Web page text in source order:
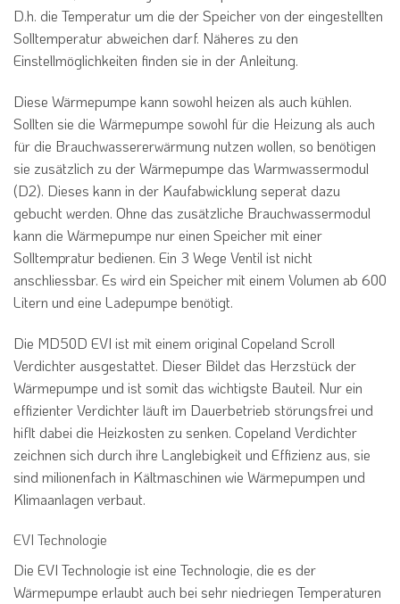
D.h. die Temperatur um die der Speicher von der eingestellten
Solltemperatur abweichen darf. Näheres zu den
Einstellmöglichkeiten finden sie in der Anleitung.
Diese Wärmepumpe kann sowohl heizen als auch kühlen.
Sollten sie die Wärmepumpe sowohl für die Heizung als auch
für die Brauchwassererwärmung nutzen wollen, so benötigen
sie zusätzlich zu der Wärmepumpe das Warmwassermodul
(D2). Dieses kann in der Kaufabwicklung seperat dazu
gebucht werden. Ohne das zusätzliche Brauchwassermodul
kann die Wärmepumpe nur einen Speicher mit einer
Solltempratur bedienen. Ein 3 Wege Ventil ist nicht
anschliessbar. Es wird ein Speicher mit einem Volumen ab 600
Litern und eine Ladepumpe benötigt.
Die MD50D EVI ist mit einem original Copeland Scroll
Verdichter ausgestattet. Dieser Bildet das Herzstück der
Wärmepumpe und ist somit das wichtigste Bauteil. Nur ein
effizienter Verdichter läuft im Dauerbetrieb störungsfrei und
hiflt dabei die Heizkosten zu senken. Copeland Verdichter
zeichnen sich durch ihre Langlebigkeit und Effizienz aus, sie
sind milionenfach in Kältmaschinen wie Wärmepumpen und
Klimaanlagen verbaut.
EVI Technologie
Die EVI Technologie ist eine Technologie, die es der
Wärmepumpe erlaubt auch bei sehr niedriegen Temperaturen